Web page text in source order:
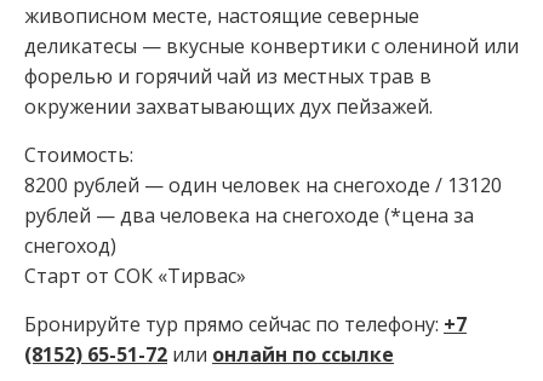
живописном месте, настоящие северные
деликатесы — вкусные конвертики с олениной или
форелью и горячий чай из местных трав в
окружении захватывающих дух пейзажей.
Стоимость:
8200 рублей — один человек на снегоходе / 13120
рублей — два человека на снегоходе (*цена за
снегоход)
Старт от СОК «Тирвас»
Бронируйте тур прямо сейчас по телефону: +7
(8152) 65-51-72 или онлайн по ссылке